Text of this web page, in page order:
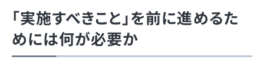
「実施すべきこと」を前に進めるた
めには何が必要か